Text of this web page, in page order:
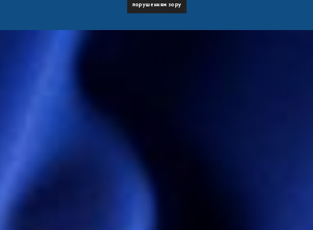
порушенням зору